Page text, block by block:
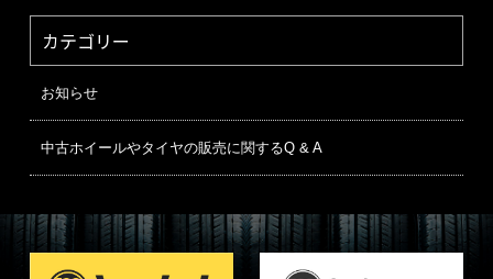
カテゴリー
お知らせ
中古ホイールやタイヤの販売に関するQ & A